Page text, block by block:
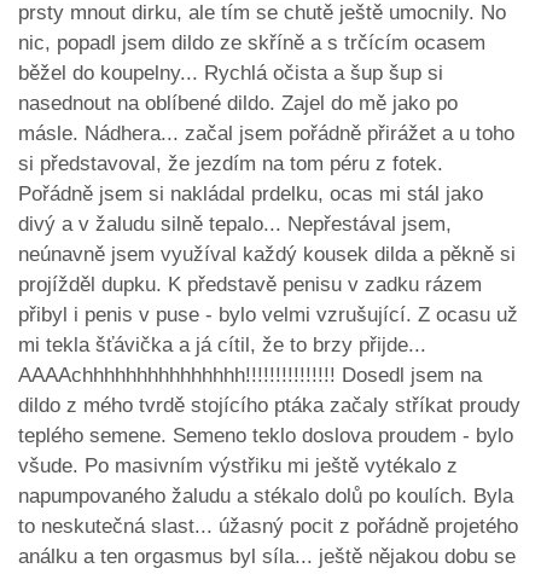
prsty mnout dirku, ale tím se chutě ještě umocnily. No
nic, popadl jsem dildo ze skříně a s trčícím ocasem
běžel do koupelny... Rychlá očista a šup šup si
nasednout na oblíbené dildo. Zajel do mě jako po
másle. Nádhera... začal jsem pořádně přirážet a u toho
si představoval, že jezdím na tom péru z fotek.
Pořádně jsem si nakládal prdelku, ocas mi stál jako
divý a v žaludu silně tepalo... Nepřestával jsem,
neúnavně jsem využíval každý kousek dilda a pěkně si
projížděl dupku. K představě penisu v zadku rázem
přibyl i penis v puse - bylo velmi vzrušující. Z ocasu už
mi tekla šťávička a já cítil, že to brzy přijde...
AAAAchhhhhhhhhhhhhhh!!!!!!!!!!!!!!! Dosedl jsem na
dildo z mého tvrdě stojícího ptáka začaly stříkat proudy
teplého semene. Semeno teklo doslova proudem - bylo
všude. Po masivním výstřiku mi ještě vytékalo z
napumpovaného žaludu a stékalo dolů po koulích. Byla
to neskutečná slast... úžasný pocit z pořádně projetého
análku a ten orgasmus byl síla... ještě nějakou dobu se